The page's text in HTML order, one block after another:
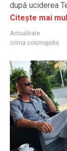
după uciderea
Citește mai
Actualitate
crima cosmopolis